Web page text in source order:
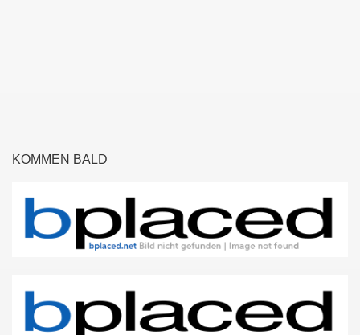
KOMMEN BALD